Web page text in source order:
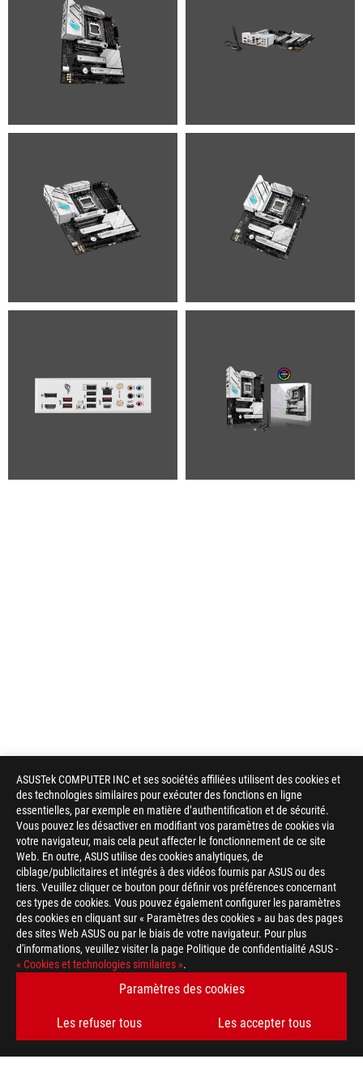
ASUSTek COMPUTER INC et ses sociétés affiliées utilisent des cookies et
des technologies similaires pour exécuter des fonctions en ligne
essentielles, par exemple en matière d’authentification et de sécurité.
Vous pouvez les désactiver en modifiant vos paramètres de cookies via
votre navigateur, mais cela peut affecter le fonctionnement de ce site
Web. En outre, ASUS utilise des cookies analytiques, de
ciblage/publicitaires et intégrés à des vidéos fournis par ASUS ou des
tiers. Veuillez cliquer ce bouton pour définir vos préférences concernant
ces types de cookies. Vous pouvez également configurer les paramètres
des cookies en cliquant sur « Paramètres des cookies » au bas des pages
des sites Web ASUS ou par le biais de votre navigateur. Pour plus
d'informations, veuillez visiter la page Politique de confidentialité ASUS -
« Cookies et technologies similaires ».
Paramètres des cookies
Les refuser tous Les accepter tous
ASUS
Footer
> GAMING CARTES MÈRES